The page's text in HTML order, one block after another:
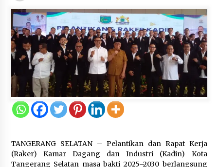
10 Agustus 2026
Semarak HUT ke-81 RI, Lapas
Perempuan Tangerang Ikuti Donor
Darah dan Fun Walk Kementerian
Imigrasi dan Pemasyarakatan
9 Agustus 2026
Inovasi Perahu Layar Percepat
Pendirian Perseroan Perorangan
9 Agustus 2026
TANGERANG SELATAN – Pelantikan dan Rapat Kerja
(Raker) Kamar Dagang dan Industri (Kadin) Kota
Tangerang Selatan masa bakti 2025–2030 berlangsung